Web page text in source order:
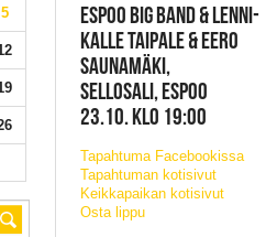
5
ESPOO BIG BAND & LENNI-
KALLE TAIPALE & EERO
SAUNAMÄKI,
SELLOSALI, ESPOO
23.10. KLO 19:00
Tapahtuma Facebookissa
Tapahtuman kotisivut
Keikkapaikan kotisivut
Osta lippu